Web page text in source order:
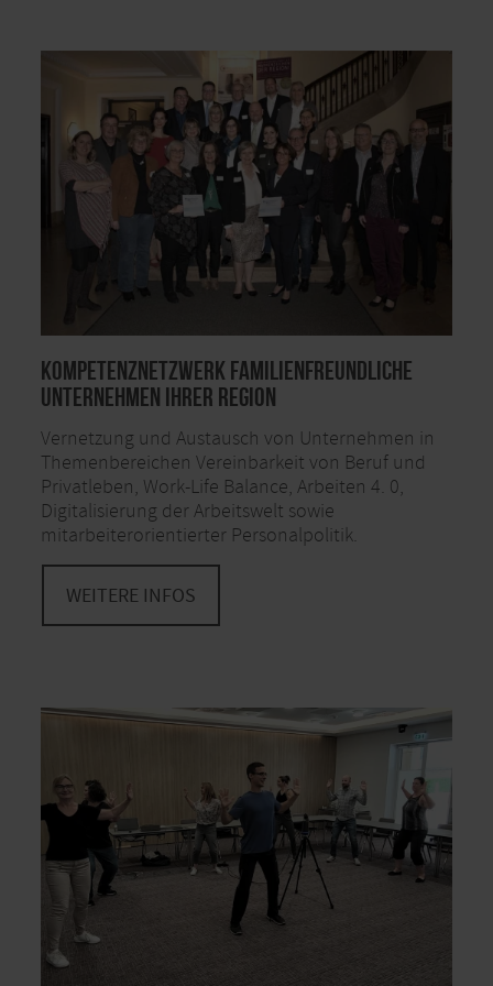
Kompetenznetzwerk Familienfreundliche
Unternehmen Ihrer Region
Vernetzung und Austausch von Unternehmen in
Themenbereichen Vereinbarkeit von Beruf und
Privatleben, Work-Life Balance, Arbeiten 4. 0,
Digitalisierung der Arbeitswelt sowie
mitarbeiterorientierter Personalpolitik.
WEITERE INFOS